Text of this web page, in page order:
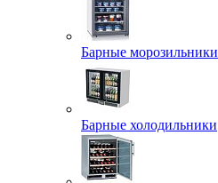
Барные морозильники
Барные холодильники